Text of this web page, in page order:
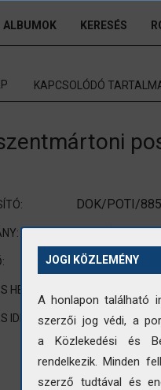
ALBUMOK KERESÉS
KAPCSOLÓDÓ
DOK/POTI/
POTI (Postai
nincs adat
HELYE:
IDEJE: nincs adat
Leica 35mm
Belsőépítészet
JOGI KÖZLEMÉNY
A honlapon található
szerzői jog védi, a
a Közlekedési és
rendelkezik. Minden
szerző tudtával és